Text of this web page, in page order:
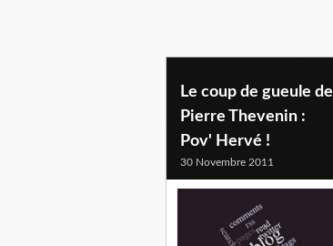
Le coup de gueule de
Pierre Thevenin :
Pov' Hervé !
30 Novembre 2011